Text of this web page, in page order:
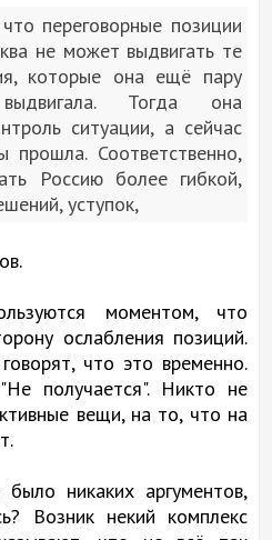
переговорные позиции
не может выдвигать те
которые она ещё пару
Тогда она
ситуации, а сейчас
прошла. Соответственно,
Россию более гибкой,
уступок,
моментом, что
ослабления позиций.
что это временно.
получается". Никто не
вещи, на то, что на
никаких аргументов,
Возник некий комплекс